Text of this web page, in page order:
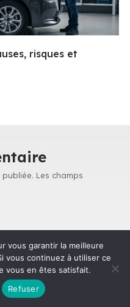
risques et
Les champs
vous garantir la meilleure
vous continuez à utiliser ce
vous en êtes satisfait.
Refuser